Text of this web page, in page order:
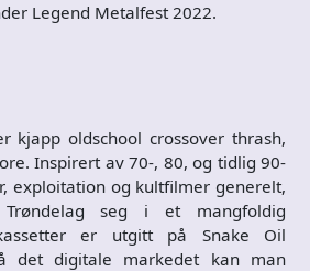
Legend Metalfest 2022.
kjapp oldschool crossover thrash,
Inspirert av 70-, 80, og tidlig 90-
exploitation og kultfilmer generelt,
seg i et mangfoldig
er utgitt på Snake Oil
det digitale markedet kan man